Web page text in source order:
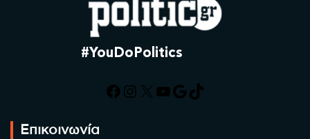
#YouDoPolitics
Facebook
Instagram
X YouTube
Google
TikTok
Επικοινωνία